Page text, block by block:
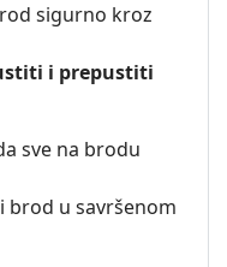
sigurno kroz
i prepustiti
sve na brodu
brod u savršenom